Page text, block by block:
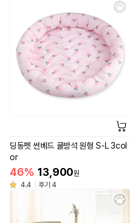
딩동펫 썬베드 쿨방석 원형 S-L 3col
or
46% 13,900원
4.4
후기 4